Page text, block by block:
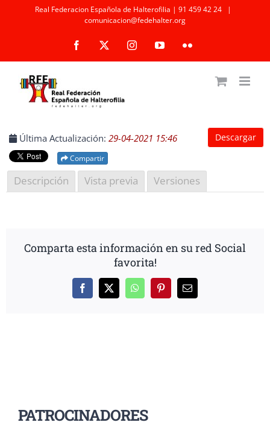
Real Federacion Española de Halterofilia | 91 459 42 24
|
comunicacion@fedehalter.org
Facebook InstagramYouTubeFlickr
Descargar
Última Actualización: 29-04-2021 15:46
Compartir
Descripción Vista previa Versiones
Comparta esta información en su red Social
favorita!
Facebook
X WhatsAppPinterestCorreo
PATROCINADORES